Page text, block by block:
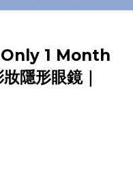
1 Month
隱形眼鏡｜